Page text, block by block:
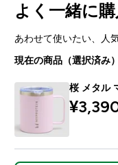
よく一緒に
あわせて使いたい、人
現在の商品（選択済み）
桜 メタル